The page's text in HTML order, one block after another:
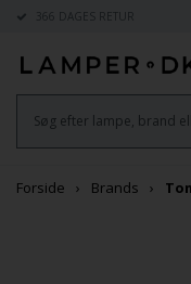
366 DAGES RETUR
Forside Brands